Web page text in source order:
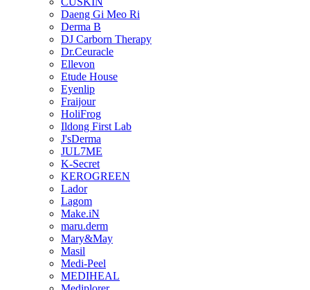
Daeng Gi Meo Ri
Derma B
DJ Carborn Therapy
Dr.Ceuracle
Ellevon
Etude House
Eyenlip
Fraijour
HoliFrog
Ildong First Lab
J'sDerma
JUL7ME
K-Secret
KEROGREEN
Lador
Lagom
Make.iN
maru.derm
Mary&May
Masil
Medi-Peel
MEDIHEAL